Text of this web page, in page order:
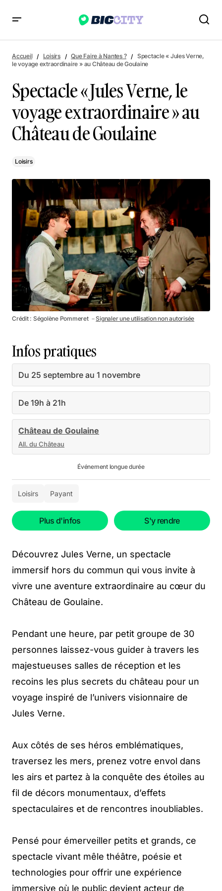
Château de Goulaine
Accueil Loisirs Que Faire à Nantes ?
Spectacle « Jules Verne,
le voyage extraordinaire » au Château de Goulaine
Spectacle « Jules Verne, le
voyage extraordinaire » au
Château de Goulaine
Loisirs
Crédit : Ségolène Pommeret －Signaler une utilisation non autorisée
Infos pratiques
Du 25 septembre au 1 novembre
De 19h à 21h
Château de Goulaine
All. du Château
Événement longue durée
Loisirs Payant
Plus d'infos S'y rendre
Découvrez Jules Verne, un spectacle
immersif hors du commun qui vous invite à
vivre une aventure extraordinaire au cœur du
Château de Goulaine.
Pendant une heure, par petit groupe de 30
personnes laissez-vous guider à travers les
majestueuses salles de réception et les
recoins les plus secrets du château pour un
voyage inspiré de l’univers visionnaire de
Jules Verne.
Aux côtés de ses héros emblématiques,
traversez les mers, prenez votre envol dans
les airs et partez à la conquête des étoiles au
fil de décors monumentaux, d’effets
spectaculaires et de rencontres inoubliables.
Pensé pour émerveiller petits et grands, ce
spectacle vivant mêle théâtre, poésie et
technologies pour offrir une expérience
immersive où le public devient acteur de